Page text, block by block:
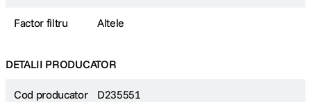
Factor filtru Altele
DETALII PRODUCATOR
Cod producator D235551